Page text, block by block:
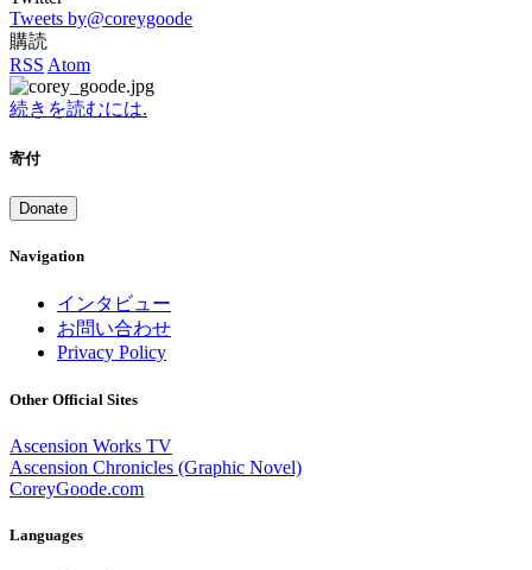
Tweets by@coreygoode
購読
RSS Atom
続きを読むには.
寄付
Donate
Navigation
インタビュー
お問い合わせ
Privacy Policy
Other Official Sites
Ascension Works TV
Ascension Chronicles (Graphic Novel)
CoreyGoode.com
Languages